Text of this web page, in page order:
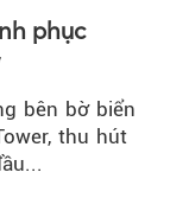
phục
bên bờ biển
thu hút